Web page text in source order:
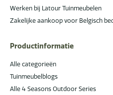
Werken bij Latour Tuinmeubelen
Zakelijke aankoop voor Belgisch
Productinformatie
Alle categorieën
Tuinmeubelblogs
Alle 4 Seasons Outdoor Series